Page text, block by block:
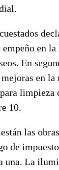
empeño en
En
mejoras en
limpieza
10.
las
de
una. La